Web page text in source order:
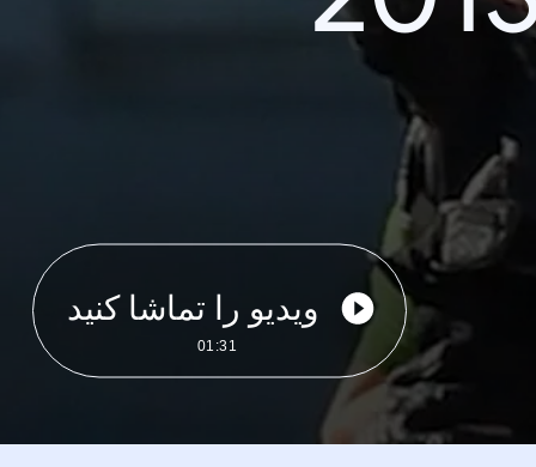
ویدیو را تماشا کنید
01:31